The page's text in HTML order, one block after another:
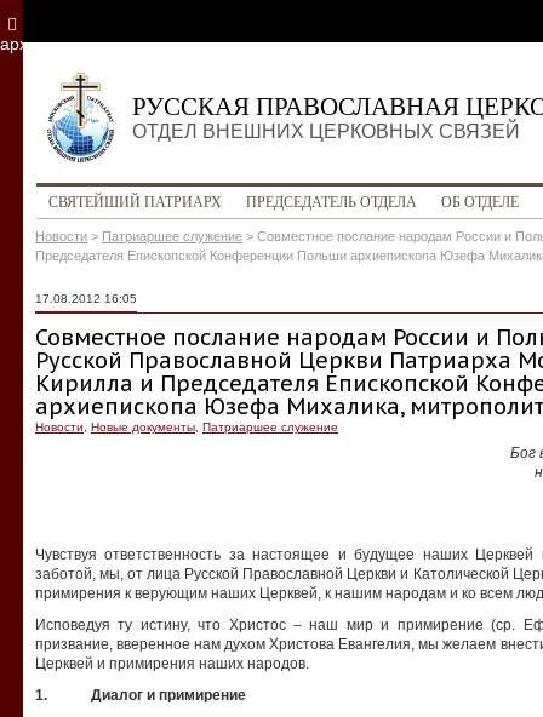
РУССКАЯ ПРАВОСЛАВНАЯ
ОТДЕЛ ВНЕШНИХ ЦЕРКОВНЫХ СВЯЗЕЙ
СВЯТЕЙШИЙ ПАТРИАРХ ПРЕДСЕДАТЕЛЬ ОТДЕЛА ОБ ОТДЕЛЕ
Новости > Патриаршее служение > Совместное послание народам России и
Председателя Епископской Конференции Польши архиепископа Юзефа
17.08.2012 16:05
Совместное послание народам России и
Русской Православной Церкви Патриарха
Кирилла и Председателя Епископской
архиепископа Юзефа Михалика,
Новости Новые документы Патриаршее служение
Бог
Чувствуя ответственность за настоящее и будущее наших
заботой, мы, от лица Русской Православной Церкви и Католической
примирения к верующим наших Церквей, к нашим народам и ко всем
Исповедуя ту истину, что Христос – наш мир и примирение (ср.
призвание, вверенное нам духом Христова Евангелия, мы желаем
Церквей и примирения наших народов.
1. Диалог и примирение
архив